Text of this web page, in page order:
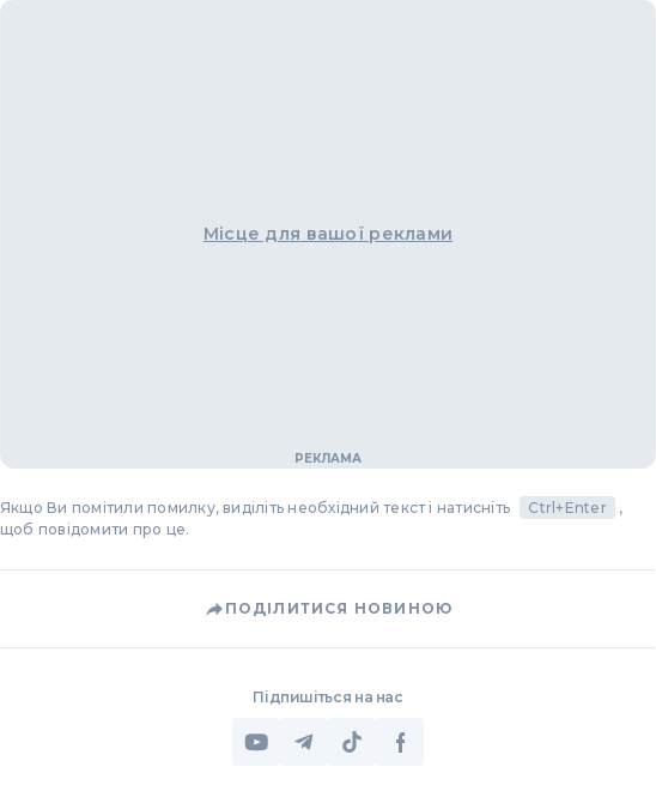
Місце для вашої реклами
Якщо Ви помітили помилку, виділіть необхідний текст і натисніть Ctrl+Enter
,
щоб повідомити про це.
ПОДІЛИТИСЯ НОВИНОЮ
Підпишіться на нас